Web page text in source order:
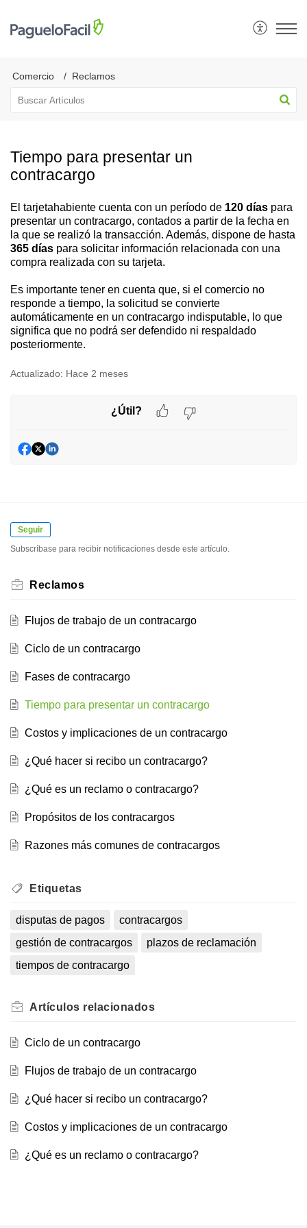
Comercio Reclamos
Tiempo para presentar un
contracargo
El tarjetahabiente cuenta con un período de 120 días para
presentar un contracargo, contados a partir de la fecha en
la que se realizó la transacción. Además, dispone de hasta
365 días para solicitar información relacionada con una
compra realizada con su tarjeta.
Es importante tener en cuenta que, si el comercio no
responde a tiempo, la solicitud se convierte
automáticamente en un contracargo indisputable, lo que
significa que no podrá ser defendido ni respaldado
posteriormente.
Actualizado: Hace 2 meses
¿Útil?
Seguir
Subscríbase para recibir notificaciones desde este artículo.
Reclamos
Flujos de trabajo de un contracargo
Ciclo de un contracargo
Fases de contracargo
Tiempo para presentar un contracargo
Costos y implicaciones de un contracargo
¿Qué hacer si recibo un contracargo?
¿Qué es un reclamo o contracargo?
Propósitos de los contracargos
Razones más comunes de contracargos
Etiquetas
disputas de pagos
contracargos
gestión de contracargos
plazos de reclamación
tiempos de contracargo
Artículos relacionados
Ciclo de un contracargo
Flujos de trabajo de un contracargo
¿Qué hacer si recibo un contracargo?
Costos y implicaciones de un contracargo
¿Qué es un reclamo o contracargo?